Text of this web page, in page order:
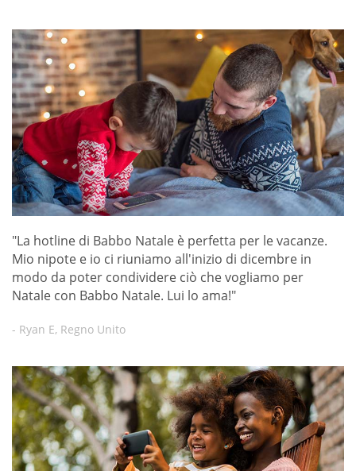
"La hotline di Babbo Natale è perfetta per le vacanze.
Mio nipote e io ci riuniamo all'inizio di dicembre in
modo da poter condividere ciò che vogliamo per
Natale con Babbo Natale. Lui lo ama!"
- Ryan E, Regno Unito